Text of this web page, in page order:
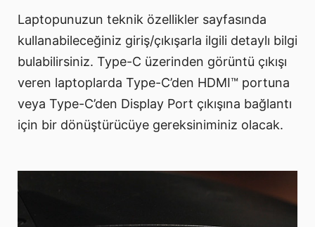
Laptopunuzun teknik özellikler sayfasında
kullanabileceğiniz giriş/çıkışarla ilgili detaylı bilgi
bulabilirsiniz. Type-C üzerinden görüntü çıkışı
veren laptoplarda Type-C’den HDMI™ portuna
veya Type-C’den Display Port çıkışına bağlantı
için bir dönüştürücüye gereksiniminiz olacak.